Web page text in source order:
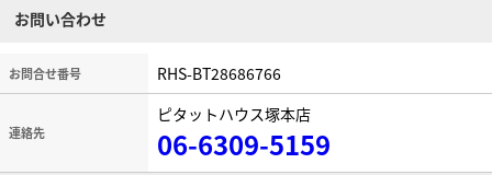
お問い合わせ
お問合せ番号 RHS-BT28686766
連絡先
ピタットハウス塚本店
06-6309-5159